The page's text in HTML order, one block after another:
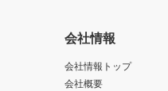
会社情報
会社情報トップ
会社概要